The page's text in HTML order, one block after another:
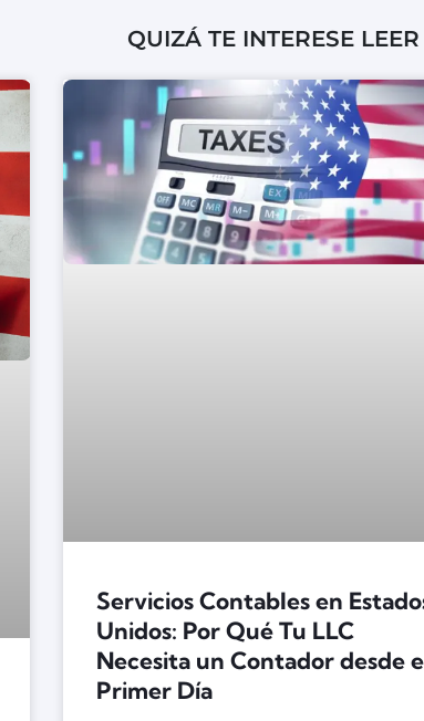
QUIZÁ TE INTERESE LEER
Servicios Contables en
Unidos: Por Qué Tu LLC
Necesita un Contador desde
Primer Día